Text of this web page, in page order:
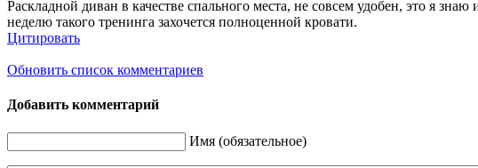
Раскладной диван в качестве спального места, не совсем удобен, это я
неделю такого тренинга захочется полноценной кровати.
Цитировать
Обновить список комментариев
Добавить комментарий
Имя (обязательное)